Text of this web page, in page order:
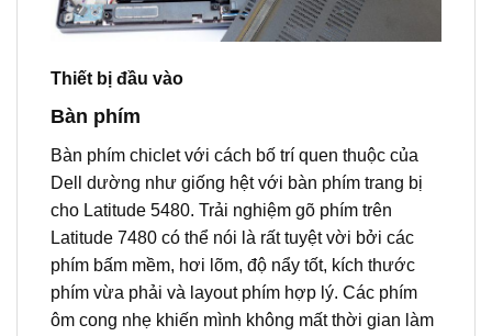
Thiết bị đầu vào
Bàn phím
Bàn phím chiclet với cách bố trí quen thuộc của
Dell dường như giống hệt với bàn phím trang bị
cho Latitude 5480. Trải nghiệm gõ phím trên
Latitude 7480 có thể nói là rất tuyệt vời bởi các
phím bấm mềm, hơi lõm, độ nẩy tốt, kích thước
phím vừa phải và layout phím hợp lý. Các phím
ôm cong nhẹ khiến mình không mất thời gian làm